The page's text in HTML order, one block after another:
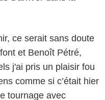
ce serait sans doute
et Benoît Pétré,
j'ai pris un plaisir fou
comme si c’était hier
tournage avec